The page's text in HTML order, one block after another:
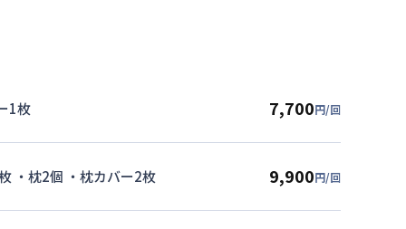
1枚 7,700円/回
・枕2個 ・枕カバー2枚 9,900円/回